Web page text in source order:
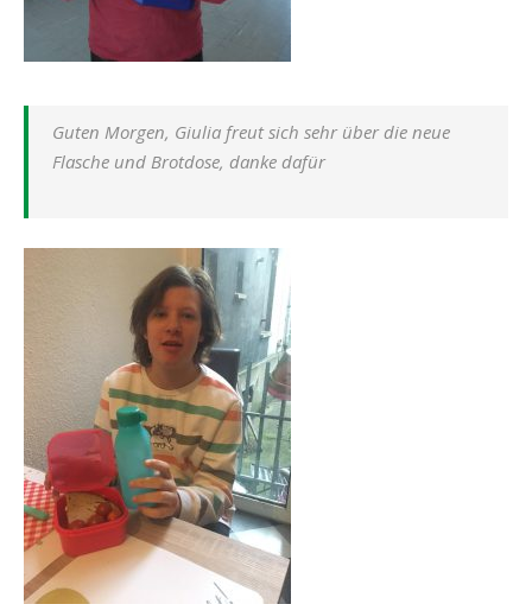
Guten Morgen, Giulia freut sich sehr über die neue
Flasche und Brotdose, danke dafür